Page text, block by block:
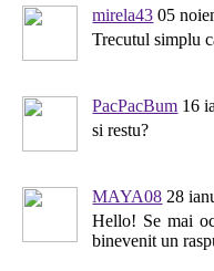
mirela43 05
Trecutul simplu
PacPacBum 16
si restu?
MAYA08 28
Hello! Se mai
binevenit un